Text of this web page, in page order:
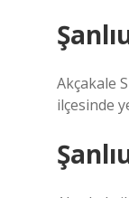
Akçakale
ilçesinde